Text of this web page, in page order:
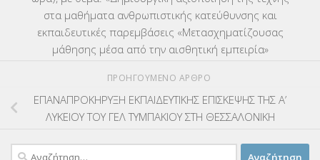
στα μαθήματα ανθρωπιστικής κατεύθυνσης και
εκπαιδευτικές παρεμβάσεις «Μετασχηματίζουσας
μάθησης μέσα από την αισθητική εμπειρία»
ΠΡΟΗΓΟΎΜΕΝΟ ΆΡΘΡΟ
ΕΠΑΝΑΠΡΟΚΗΡΥΞΗ ΕΚΠΑΙΔΕΥΤΙΚΗΣ ΕΠΙΣΚΕΨΗΣ ΤΗΣ Α’
ΛΥΚΕΙΟΥ ΤΟΥ ΓΕΛ ΤΥΜΠΑΚΙΟΥ ΣΤΗ ΘΕΣΣΑΛΟΝΙΚΗ
Αναζήτηση